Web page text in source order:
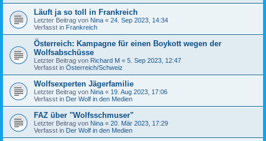
Läuft ja so toll in Frankreich
Letzter Beitrag von Nina « 24. Sep 2023, 14:34
Verfasst in Frankreich
Österreich: Kampagne für einen Boykott wegen der
Wolfsabschüsse
Letzter Beitrag von Richard M « 5. Sep 2023, 12:47
Verfasst in Österreich/Schweiz
Wolfsexperten Jägerfamilie
Letzter Beitrag von Nina « 19. Aug 2023, 17:06
Verfasst in Der Wolf in den Medien
FAZ über "Wolfsschmuser"
Letzter Beitrag von Nina « 20. Mär 2023, 17:29
Verfasst in Der Wolf in den Medien